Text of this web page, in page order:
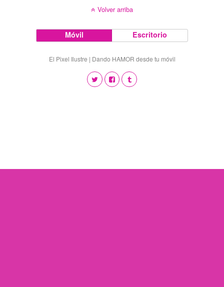
Volver arriba
Móvil Escritorio
El Pixel Ilustre | Dando HAMOR desde tu móvil